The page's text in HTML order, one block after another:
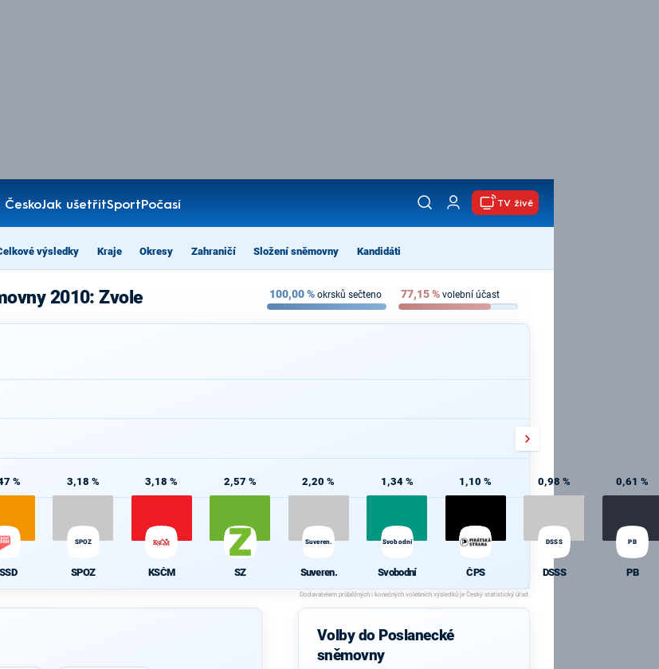
Jak ušetřitSportPočasí
TV živě
výsledky Kraje Okresy Zahraničí Složení sněmovny Kandidáti
2010: Zvole 100,00% okrsků sečteno 77,15% volební účast
% 3,18 %
SPOZ
SPOZ
3,18 %
KSČM
2,57 %
SZ
2,20 %
Suveren.
Suveren.
1,34 %
Svobodní
Svobodní
1,10 %
ČPS
0,98 %
DSSS
DSSS
0,61 %
PB
PB
Volby do Poslanecké
sněmovny